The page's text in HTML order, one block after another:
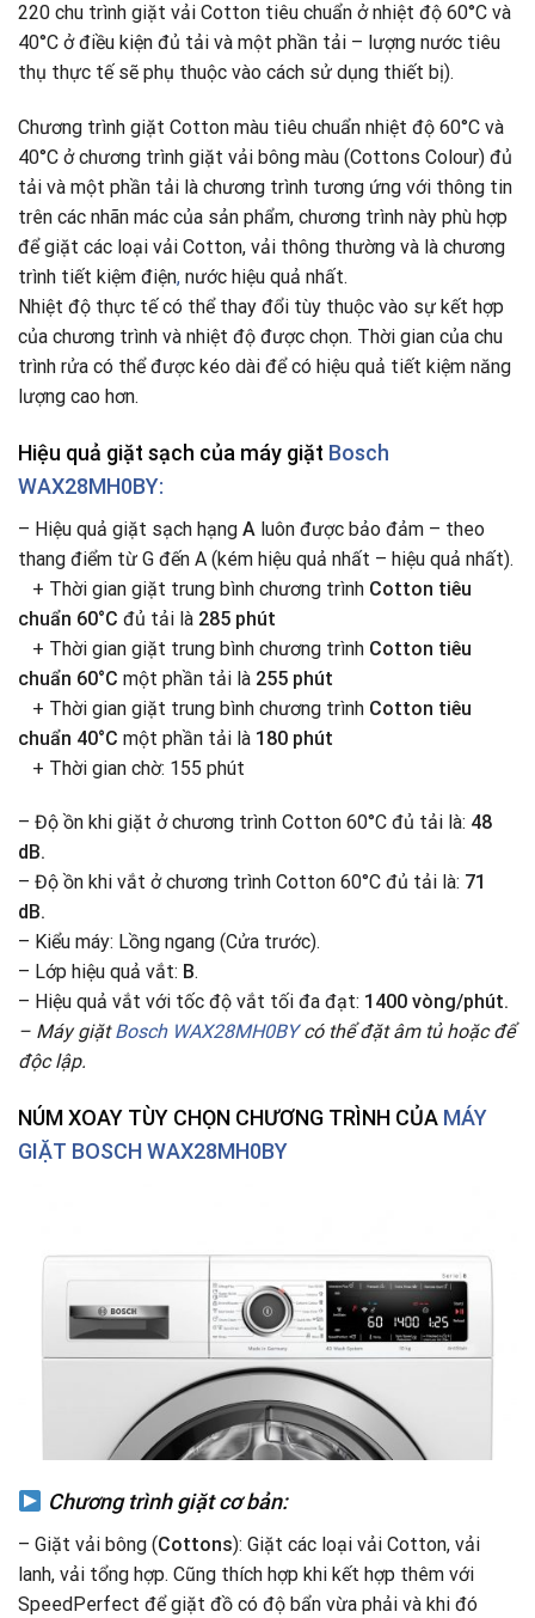
220 chu trình giặt vải Cotton tiêu chuẩn ở nhiệt độ 60°C và
40°C ở điều kiện đủ tải và một phần tải – lượng nước tiêu
thụ thực tế sẽ phụ thuộc vào cách sử dụng thiết bị).
Chương trình giặt Cotton màu tiêu chuẩn nhiệt độ 60°C và
40°C ở chương trình giặt vải bông màu (Cottons Colour) đủ
tải và một phần tải là chương trình tương ứng với thông tin
trên các nhãn mác của sản phẩm, chương trình này phù hợp
để giặt các loại vải Cotton, vải thông thường và là chương
trình tiết kiệm điện, nước hiệu quả nhất.
Nhiệt độ thực tế có thể thay đổi tùy thuộc vào sự kết hợp
của chương trình và nhiệt độ được chọn. Thời gian của chu
trình rửa có thể được kéo dài để có hiệu quả tiết kiệm năng
lượng cao hơn.
Hiệu quả giặt sạch của máy giặt Bosch
WAX28MH0BY:
– Hiệu quả giặt sạch hạng A luôn được bảo đảm – theo
thang điểm từ G đến A (kém hiệu quả nhất – hiệu quả nhất).
+ Thời gian giặt trung bình chương trình Cotton tiêu
chuẩn 60°C đủ tải là 285 phút
+ Thời gian giặt trung bình chương trình Cotton tiêu
chuẩn 60°C một phần tải là 255 phút
+ Thời gian giặt trung bình chương trình Cotton tiêu
chuẩn 40°C một phần tải là 180 phút
+ Thời gian chờ: 155 phút
– Độ ồn khi giặt ở chương trình Cotton 60°C đủ tải là: 48
dB.
– Độ ồn khi vắt ở chương trình Cotton 60°C đủ tải là: 71
dB.
– Kiểu máy: Lồng ngang (Cửa trước).
– Lớp hiệu quả vắt: B.
– Hiệu quả vắt với tốc độ vắt tối đa đạt: 1400 vòng/phút.
– Máy giặtBosch WAX28MH0BY có thể đặt âm tủ hoặc để
độc lập.
NÚM XOAY TÙY CHỌN CHƯƠNG TRÌNH CỦA MÁY
GIẶT BOSCH WAX28MH0BY
Chương trình giặt cơ bản:
– Giặt vải bông (Cottons): Giặt các loại vải Cotton, vải
lanh, vải tổng hợp. Cũng thích hợp khi kết hợp thêm với
SpeedPerfect để giặt đồ có độ bẩn vừa phải và khi đó